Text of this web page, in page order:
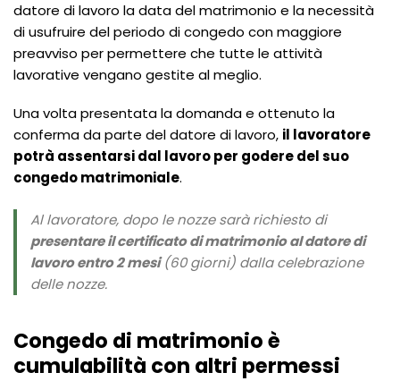
datore di lavoro la data del matrimonio e la necessità
di usufruire del periodo di congedo con maggiore
preavviso per permettere che tutte le attività
lavorative vengano gestite al meglio.
Una volta presentata la domanda e ottenuto la
conferma da parte del datore di lavoro, il lavoratore
potrà assentarsi dal lavoro per godere del suo
congedo matrimoniale.
Al lavoratore, dopo le nozze sarà richiesto di
presentare il certificato di matrimonio al datore di
lavoro entro 2 mesi(60 giorni) dalla celebrazione
delle nozze.
Congedo di matrimonio è
cumulabilità con altri permessi